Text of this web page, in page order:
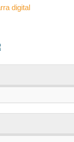
digital